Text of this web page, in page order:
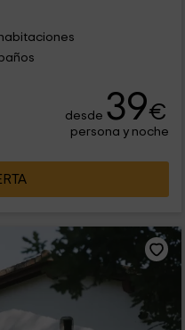
desde 39€
persona y noche